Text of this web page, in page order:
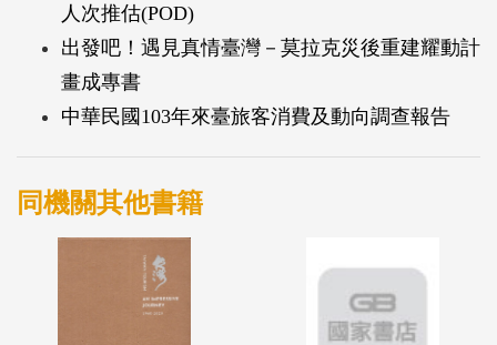
人次推估(POD)
出發吧！遇見真情臺灣－莫拉克災後重建耀動計
畫成專書
中華民國103年來臺旅客消費及動向調查報告
同機關其他書籍